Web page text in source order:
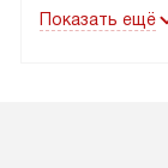
до подъезда.
маркировку
быть
Показать ещё